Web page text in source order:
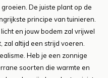
De juiste plant op de
principe van tuinieren.
en jouw bodem zal vrijwel
zal altijd een strijd voeren.
Heb je een zonnige
soorten die warmte en